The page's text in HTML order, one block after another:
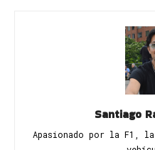
Santiago
Apasionado por la F1,